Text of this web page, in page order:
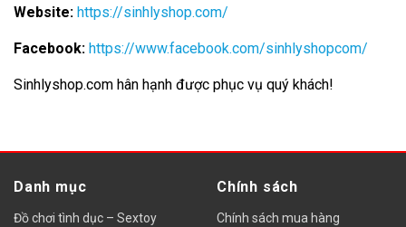
Website: https://sinhlyshop.com/
Facebook: https://www.facebook.com/sinhlyshopcom/
Sinhlyshop.com hân hạnh được phục vụ quý khách!
Danh mục
Đồ chơi tình dục – Sextoy
Chính sách
Chính sách mua hàng